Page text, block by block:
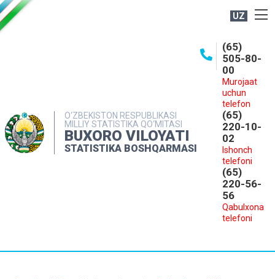
UZ
O‘ZBEKISTON RESPUBLIKASI
MILLIY STATISTIKA QO‘MITASI
BUXORO VILOYATI
STATISTIKA BOSHQARMASI
(65)
505-80-
00
Murojaat
uchun
telefon
(65)
220-10-
02
Ishonch
telefoni
(65)
220-56-
56
Qabulxona
telefoni
MATBUOT XIZMATI
MUROJAATLAR